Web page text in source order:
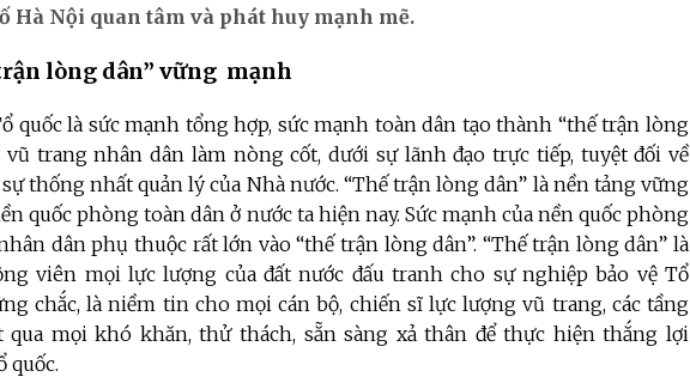
Hà Nội quan tâm và phát huy mạnh mẽ.
lòng dân” vững mạnh
quốc là sức mạnh tổng hợp, sức mạnh toàn dân tạo thành “thế trận lòng
vũ trang nhân dân làm nòng cốt, dưới sự lãnh đạo trực tiếp, tuyệt đối về
thống nhất quản lý của Nhà nước. “Thế trận lòng dân” là nền tảng vững
quốc phòng toàn dân ở nước ta hiện nay. Sức mạnh của nền quốc phòng
dân phụ thuộc rất lớn vào “thế trận lòng dân”. “Thế trận lòng dân” là
viên mọi lực lượng của đất nước đấu tranh cho sự nghiệp bảo vệ Tổ
chắc, là niềm tin cho mọi cán bộ, chiến sĩ lực lượng vũ trang, các tầng
qua mọi khó khăn, thử thách, sẵn sàng xả thân để thực hiện thắng lợi
quốc.